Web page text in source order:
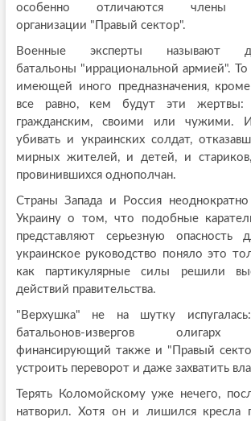
особенно отличаются члены
организации "Правый сектор".
Военные эксперты называют
батальоны "иррациональной армией".
имеющей иного предназначения,
все равно, кем будут эти жертвы:
гражданским, своими или чужими.
убивать и украинских солдат,
мирных жителей, и детей, и
провинившихся однополчан.
Страны Запада и Россия
Украину о том, что подобные
представляют серьезную
украинское руководство поняло это
как партикулярные силы решили
действий правительства.
"Верхушка" не на шутку
батальонов-извергов олигарх
финансирующий также и "Правый
устроить переворот и даже захватить
Терять Коломойскому уже нечего,
натворил. Хотя он и лишился кресла